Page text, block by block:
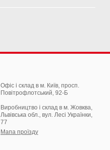
Офіс і склад в м. Київ, просп.
Повітрофлотський, 92-Б
Виробництво і склад в м. Жовква,
Львівська обл., вул. Лесі Українки,
77
Мапа проїзду